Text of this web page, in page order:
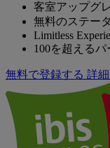
客室アップグ
無料のステー
Limitless
100を超えるパ
無料で登録する 詳